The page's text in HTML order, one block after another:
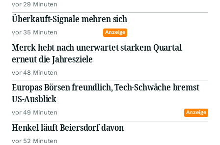
vor 29 Minuten
Überkauft-Signale mehren sich
vor 35 Minuten Anzeige
Merck hebt nach unerwartet starkem Quartal
erneut die Jahresziele
vor 48 Minuten
Europas Börsen freundlich, Tech-Schwäche bremst
US-Ausblick
vor 49 Minuten Anzeige
Henkel läuft Beiersdorf davon
vor 52 Minuten